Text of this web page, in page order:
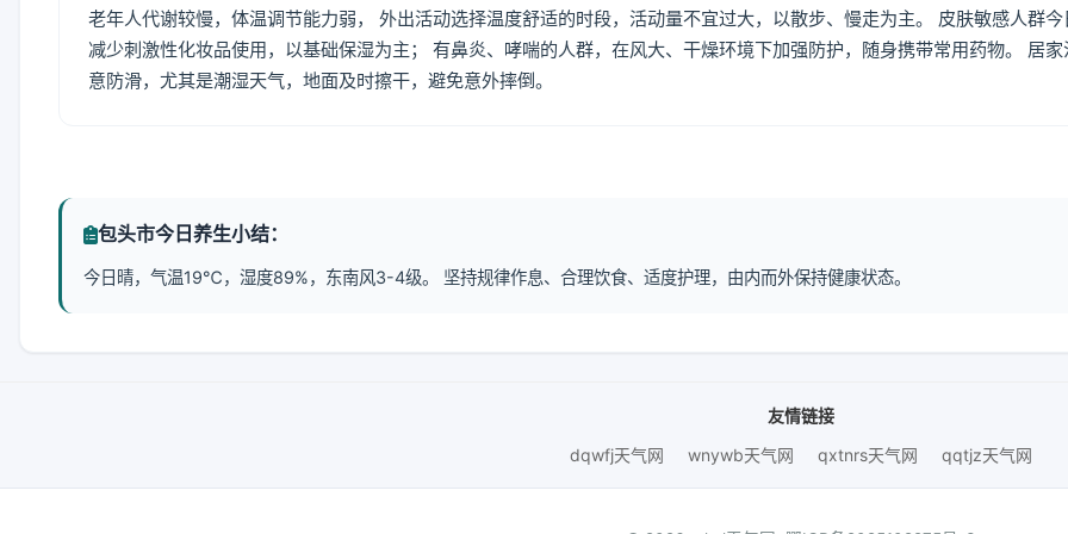
老年人代谢较慢，体温调节能力弱， 外出活动选择温度舒适的时段，活动量不宜过大，以散步、慢走为主。 皮肤敏感人群今
减少刺激性化妆品使用，以基础保湿为主； 有鼻炎、哮喘的人群，在风大、干燥环境下加强防护，随身携带常用药物。 居家
意防滑，尤其是潮湿天气，地面及时擦干，避免意外摔倒。
包头市今日养生小结：
今日晴，气温19℃，湿度89%，东南风3-4级。 坚持规律作息、合理饮食、适度护理，由内而外保持健康状态。
友情链接
dqwfj天气网
wnywb天气网 qxtnrs天气网 qqtjz天气网